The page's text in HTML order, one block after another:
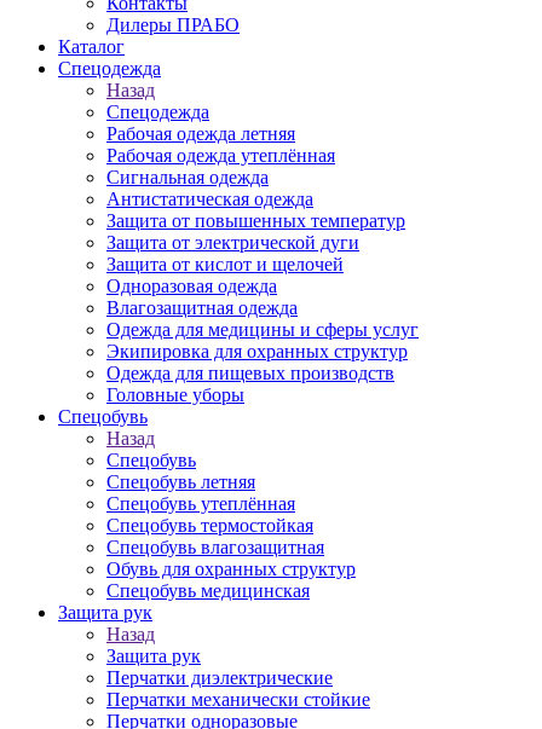
Дилеры ПРАБО
Каталог
Спецодежда
Назад
Спецодежда
Рабочая одежда летняя
Рабочая одежда утеплённая
Сигнальная одежда
Антистатическая одежда
Защита от повышенных температур
Защита от электрической дуги
Защита от кислот и щелочей
Одноразовая одежда
Влагозащитная одежда
Одежда для медицины и сферы услуг
Экипировка для охранных структур
Одежда для пищевых производств
Головные уборы
Спецобувь
Назад
Спецобувь
Спецобувь летняя
Спецобувь утеплённая
Спецобувь термостойкая
Спецобувь влагозащитная
Обувь для охранных структур
Спецобувь медицинская
Защита рук
Назад
Защита рук
Перчатки диэлектрические
Перчатки механически стойкие
Перчатки одноразовые